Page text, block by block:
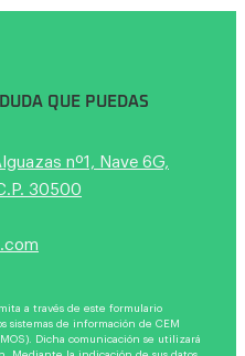
QUE PUEDAS
nº1, Nave 6G,
30500
a través de este formulario
sistemas de información de CEM
Dicha comunicación se utilizará